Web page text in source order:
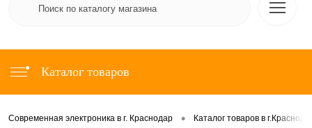
Каталог товаров
Современная электроника в г. Краснодар • Каталог товаров в